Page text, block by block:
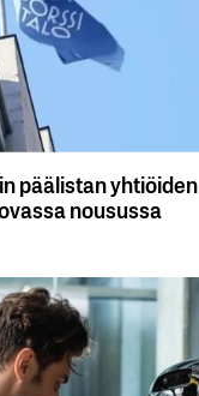
päälistan yhtiöiden
nousussa